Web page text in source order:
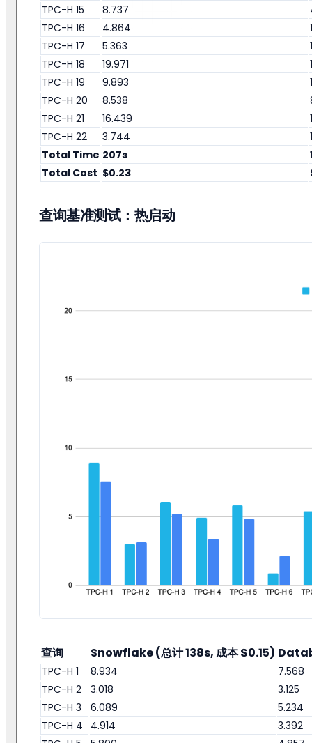
TPC-H 15
8.737
TPC-H 16
4.864
TPC-H 17
5.363
TPC-H 18
19.971
TPC-H 19
9.893
TPC-H 20
8.538
TPC-H 21
16.439
TPC-H 22
3.744
Total Time 207s
Total Cost $0.23
查询基准测试：热启动
查询 Snowflake (总计 138s, 成本 $0.15)
TPC-H 1 8.934
7.568
TPC-H 2
3.018
3.125
TPC-H 3
6.089
5.234
TPC-H 4
4.914
3.392